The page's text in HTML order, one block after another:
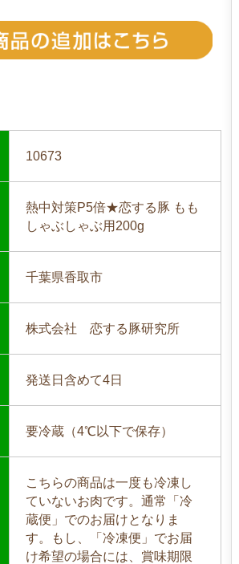
10673
熱中対策P5倍★恋する豚 もも
しゃぶしゃぶ用200g
千葉県香取市
株式会社 恋する豚研究所
発送日含めて4日
要冷蔵（4℃以下で保存）
こちらの商品は一度も冷凍し
ていないお肉です。通常「冷
蔵便」でのお届けとなりま
す。もし、「冷凍便」でお届
け希望の場合には、賞味期限